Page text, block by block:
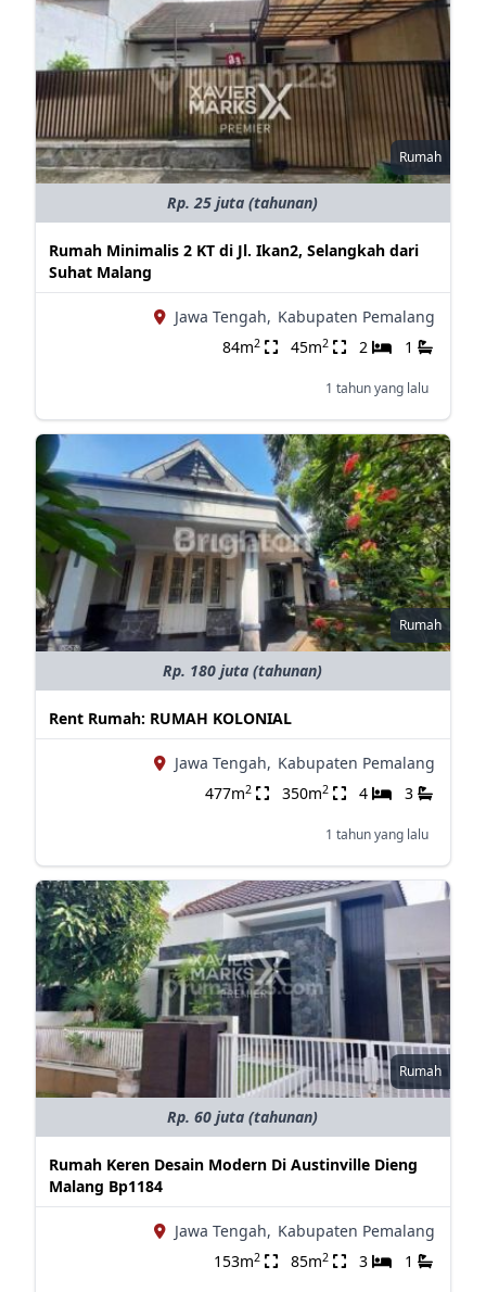
Rumah
Rp. 25 juta (tahunan)
Rumah Minimalis 2 KT di Jl. Ikan2, Selangkah dari
Suhat Malang
Jawa Tengah, Kabupaten Pemalang
84m2 45m2 2 1
1 tahun yang lalu
Rumah
Rp. 180 juta (tahunan)
Rent Rumah: RUMAH KOLONIAL
Jawa Tengah, Kabupaten Pemalang
477m2 350m2 4 3
1 tahun yang lalu
Rumah
Rp. 60 juta (tahunan)
Rumah Keren Desain Modern Di Austinville Dieng
Malang Bp1184
Jawa Tengah, Kabupaten Pemalang
153m2 85m2 3 1